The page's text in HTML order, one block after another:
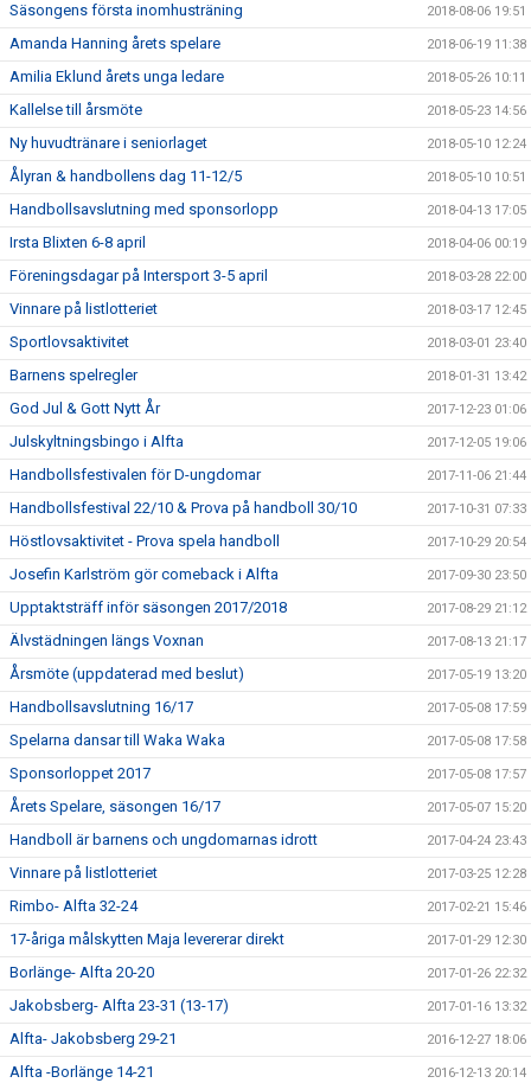
Säsongens första inomhusträning 2018-08-06 19:51
Amanda Hanning årets spelare 2018-06-19 11:38
Amilia Eklund årets unga ledare 2018-05-26 10:11
Kallelse till årsmöte 2018-05-23 14:56
Ny huvudtränare i seniorlaget 2018-05-10 12:24
Ålyran & handbollens dag 11-12/5 2018-05-10 10:51
Handbollsavslutning med sponsorlopp 2018-04-13 17:05
Irsta Blixten 6-8 april 2018-04-06 00:19
Föreningsdagar på Intersport 3-5 april 2018-03-28 22:00
Vinnare på listlotteriet 2018-03-17 12:45
Sportlovsaktivitet 2018-03-01 23:40
Barnens spelregler 2018-01-31 13:42
God Jul & Gott Nytt År 2017-12-23 01:06
Julskyltningsbingo i Alfta 2017-12-05 19:06
Handbollsfestivalen för D-ungdomar 2017-11-06 21:44
Handbollsfestival 22/10 & Prova på handboll 30/10 2017-10-31 07:33
Höstlovsaktivitet - Prova spela handboll 2017-10-29 20:54
Josefin Karlström gör comeback i Alfta 2017-09-30 23:50
Upptaktsträff inför säsongen 2017/2018 2017-08-29 21:12
Älvstädningen längs Voxnan 2017-08-13 21:17
Årsmöte (uppdaterad med beslut) 2017-05-19 13:20
Handbollsavslutning 16/17 2017-05-08 17:59
Spelarna dansar till Waka Waka 2017-05-08 17:58
Sponsorloppet 2017 2017-05-08 17:57
Årets Spelare, säsongen 16/17 2017-05-07 15:20
Handboll är barnens och ungdomarnas idrott 2017-04-24 23:43
Vinnare på listlotteriet 2017-03-25 12:28
Rimbo- Alfta 32-24 2017-02-21 15:46
17-åriga målskytten Maja levererar direkt 2017-01-29 12:30
Borlänge- Alfta 20-20 2017-01-26 22:32
Jakobsberg- Alfta 23-31 (13-17) 2017-01-16 13:32
Alfta- Jakobsberg 29-21 2016-12-27 18:06
Alfta -Borlänge 14-21 2016-12-13 20:14